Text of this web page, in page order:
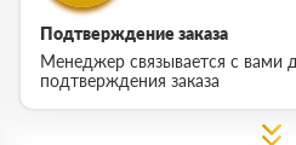
Подтверждение заказа
Менеджер связывается с вами
подтверждения заказа